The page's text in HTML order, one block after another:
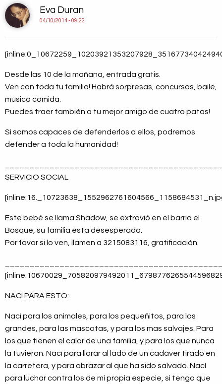
Eva Duran
04/10/2014 - 09:22
Desde las 10 de la mañana, entrada gratis.
Ven con toda tu familia! Habrá sorpresas, concursos, baile,
música comida.
Puedes traer también a tu mejor amigo de cuatro patas!
Si somos capaces de defenderlos a ellos, podremos
defender a toda la humanidad!
SERVICIO SOCIAL
Este bebé se llama Shadow, se extravió en el barrio el
Bosque, su familia esta desesperada.
Por favor si lo ven, llamen a 3215083116, gratificación.
NACÍ PARA ESTO:
Nací para los animales, para los pequeñitos, para los
grandes, para las mascotas, y para los mas salvajes. Para
los que tienen el calor de una familia, y para los que nunca
la tuvieron. Nací para llorar al lado de un cadáver tirado en
la carretera, y para abrazar al que ha sido salvado. Nací
para luchar contra los de mi propia especie, si tengo que